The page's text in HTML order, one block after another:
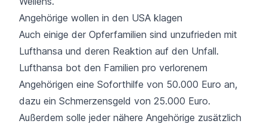
Angehörige wollen in den USA klagen
Auch einige der Opferfamilien sind unzufrieden mit
Lufthansa und deren Reaktion auf den Unfall.
Lufthansa bot den Familien pro verlorenem
Angehörigen eine Soforthilfe von 50.000 Euro an,
dazu ein Schmerzensgeld von 25.000 Euro.
Außerdem solle jeder nähere Angehörige zusätzlich